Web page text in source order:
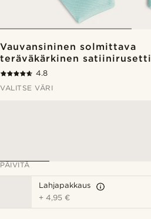
Vauvansininen solmittava
teräväkärkinen satiinirusetti
4.8
VALITSE VÄRI
PÄIVITÄ
Lahjapakkaus
+4,95 €